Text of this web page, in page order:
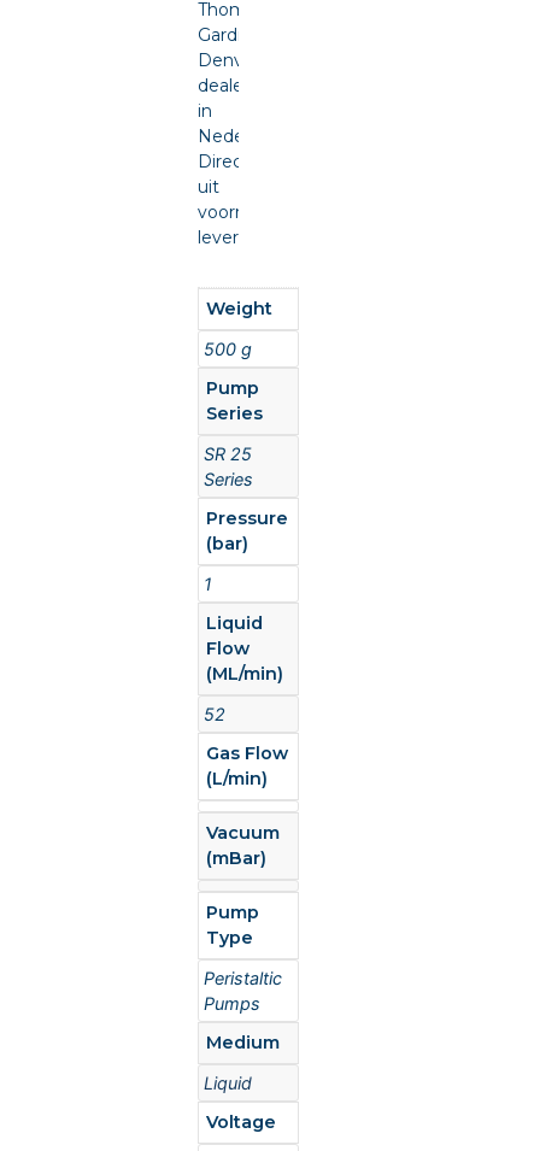
Thomas
Gardner
Denver
dealer
in
Nederland.
Direct
uit
voorraad
leverbaar.
Weight
500 g
Pump
Series
SR 25
Series
Pressure
(bar)
1
Liquid
Flow
(ML/min)
52
Gas Flow
(L/min)
Vacuum
(mBar)
Pump
Type
Peristaltic
Pumps
Medium
Liquid
Voltage